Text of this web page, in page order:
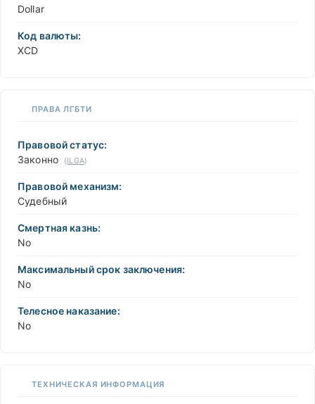
Dollar
Код валюты:
XCD
ПРАВА ЛГБТИ
Правовой статус:
Законно
(ILGA)
Правовой механизм:
Судебный
Смертная казнь:
No
Максимальный срок заключения:
No
Телесное наказание:
No
ТЕХНИЧЕСКАЯ ИНФОРМАЦИЯ